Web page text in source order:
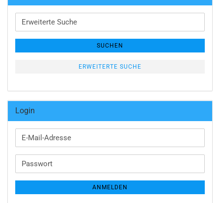
Erweiterte
Suche
SUCHEN
ERWEITERTE SUCHE
Login
E-
Mail-
Passwort
ANMELDEN